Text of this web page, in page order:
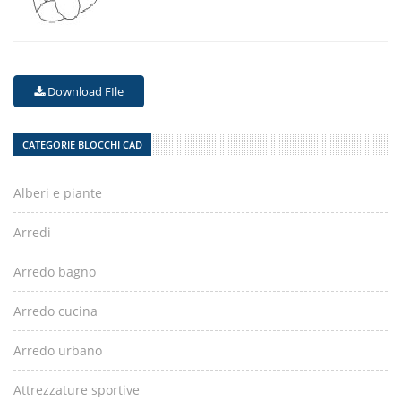
Download FIle
CATEGORIE BLOCCHI CAD
Alberi e piante
Arredi
Arredo bagno
Arredo cucina
Arredo urbano
Attrezzature sportive